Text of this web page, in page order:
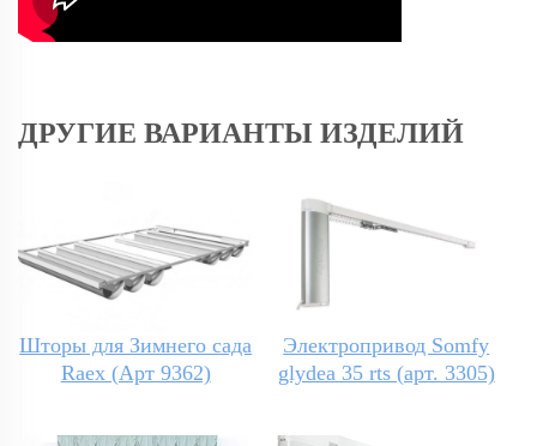
ДРУГИЕ ВАРИАНТЫ ИЗДЕЛИЙ
Шторы для Зимнего сада
Raex (Арт 9362)
Электропривод Somfy
glydea 35 rts (арт. 3305)